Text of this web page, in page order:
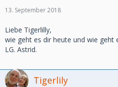
13. September 2018
Liebe Tigerlilly,
wie geht es dir heute und wie geht
LG. Astrid.
Tigerlily